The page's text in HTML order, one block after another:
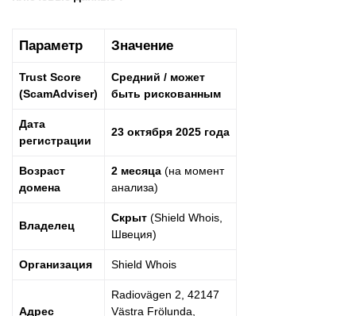
Параметр Значение
Trust Score
(ScamAdviser)
Средний / может
быть рискованным
Дата
регистрации
23 октября 2025 года
Возраст
домена
2 месяца (на момент
анализа)
Владелец
Скрыт (Shield Whois,
Швеция)
Организация Shield Whois
Адрес
Radiovägen 2, 42147
Västra Frölunda,